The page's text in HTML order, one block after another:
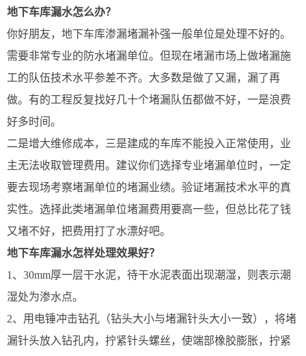
地下车库漏水怎么办？
你好朋友，地下车库渗漏堵漏补强一般单位是处理不好的。
需要非常专业的防水堵漏单位。但现在堵漏市场上做堵漏施
工的队伍技术水平参差不齐。大多数是做了又漏，漏了再
做。有的工程反复找好几十个堵漏队伍都做不好，一是浪费
好多时间。
二是增大维修成本，三是建成的车库不能投入正常使用，业
主无法收取管理费用。建议你们选择专业堵漏单位时，一定
要去现场考察堵漏单位的堵漏业绩。验证堵漏技术水平的真
实性。选择此类堵漏单位堵漏费用要高一些，但总比花了钱
又堵不好，把费用打了水漂好吧。
地下车库漏水怎样处理效果好？
1、30mm厚一层干水泥，待干水泥表面出现潮湿，则表示潮
湿处为渗水点。
2、用电锤冲击钻孔（钻头大小与堵漏针头大小一致），将堵
漏针头放入钻孔内，拧紧针头螺丝，使端部橡胶膨胀，拧紧